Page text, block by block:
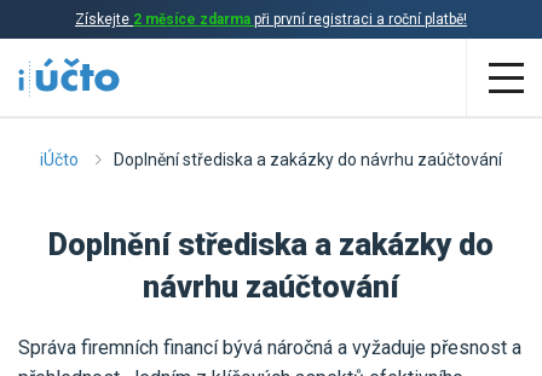
Získejte 2 měsíce zdarma při první registraci a roční platbě!
Aplikace
Přehled funkcí
iÚčto Doplnění střediska a zakázky do návrhu zaúčtování
Doplnění střediska a zakázky do
návrhu zaúčtování
Správa firemních financí bývá náročná a vyžaduje přesnost a